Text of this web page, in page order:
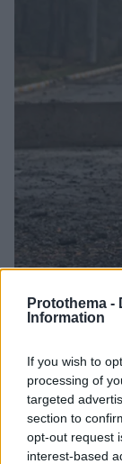
Protothema -
Information
If you wish to
processing of
targeted
section to
opt-out request
interest-based
Ουκρανίας -
Μεταξύ αυτών
οποία έκανε
Είχε
Άμυνας
18.09.2023, 13:20